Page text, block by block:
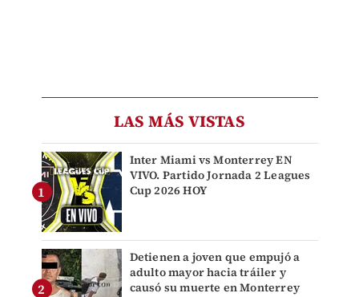
LAS MÁS VISTAS
Inter Miami vs Monterrey EN
VIVO. Partido Jornada 2 Leagues
Cup 2026 HOY
Detienen a joven que empujó a
adulto mayor hacia tráiler y
causó su muerte en Monterrey